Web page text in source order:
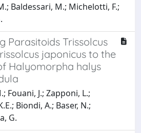
Baldessari, M.; Michelotti, F.;
Parasitoids Trissolcus
japonicus to the
Halyomorpha halys
Fouani, J.; Zapponi, L.;
Biondi, A.; Baser, N.;
G.